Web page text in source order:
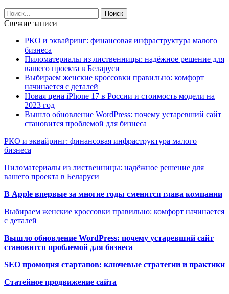
Свежие записи
РКО и эквайринг: финансовая инфраструктура малого
бизнеса
Пиломатериалы из лиственницы: надёжное решение для
вашего проекта в Беларуси
Выбираем женские кроссовки правильно: комфорт
начинается с деталей
Новая цена iPhone 17 в России и стоимость модели на
2023 год
Вышло обновление WordPress: почему устаревший сайт
становится проблемой для бизнеса
РКО и эквайринг: финансовая инфраструктура малого
бизнеса
Пиломатериалы из лиственницы: надёжное решение для
вашего проекта в Беларуси
В Apple впервые за многие годы сменится глава компании
Выбираем женские кроссовки правильно: комфорт начинается
с деталей
Вышло обновление WordPress: почему устаревший сайт
становится проблемой для бизнеса
SEO промоция стартапов: ключевые стратегии и практики
Статейное продвижение сайта